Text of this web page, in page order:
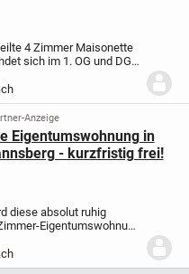
4 Zimmer Maisonette
sich im 1. OG und DG
mit je 4 Parteien.Der
Anzeige
Eigentumswohnung in
- kurzfristig frei!
diese absolut ruhig
Eigentumswohnung
sich im dritten
Wohnanlage,